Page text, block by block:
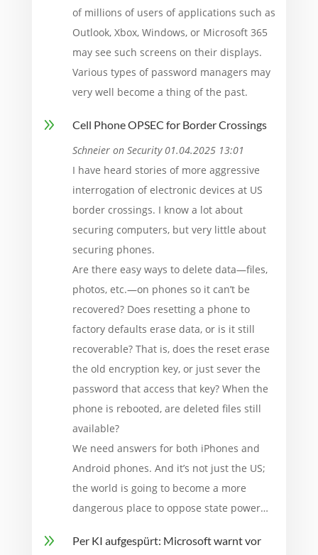
of millions of users of applications such as
Outlook, Xbox, Windows, or Microsoft 365
may see such screens on their displays.
Various types of password managers may
very well become a thing of the past.
9
Cell Phone OPSEC for Border Crossings
Schneier on Security 01.04.2025 13:01
I have heard stories of more aggressive
interrogation of electronic devices at US
border crossings. I know a lot about
securing computers, but very little about
securing phones.
Are there easy ways to delete data—files,
photos, etc.—on phones so it can’t be
recovered? Does resetting a phone to
factory defaults erase data, or is it still
recoverable? That is, does the reset erase
the old encryption key, or just sever the
password that access that key? When the
phone is rebooted, are deleted files still
available?
We need answers for both iPhones and
Android phones. And it’s not just the US;
the world is going to become a more
dangerous place to oppose state power…
9
Per KI aufgespürt: Microsoft warnt vor